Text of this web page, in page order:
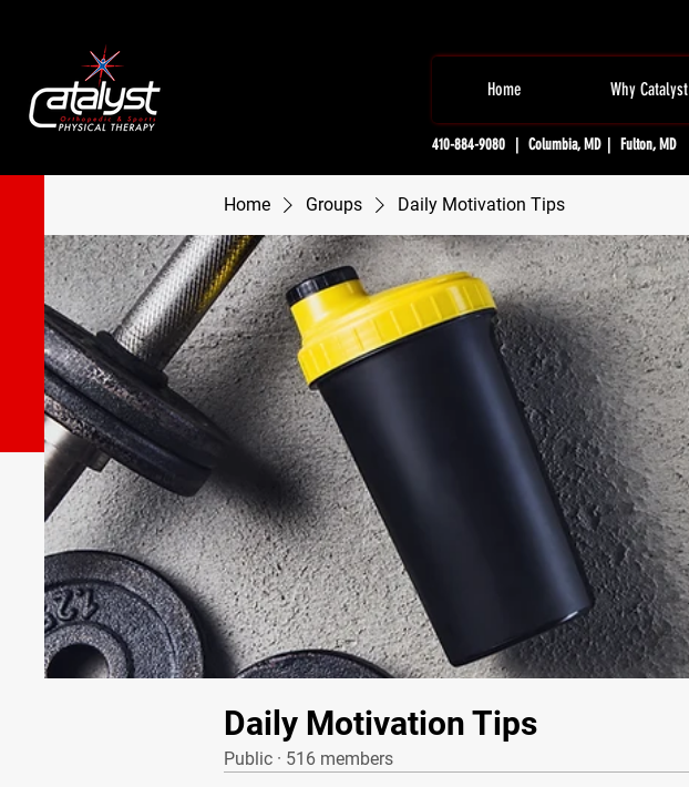
Home Why Catalyst
410-884-9080 | Columbia, MD | Fulton, MD
Home Groups Daily Motivation Tips
Daily Motivation Tips
Public · 516 members